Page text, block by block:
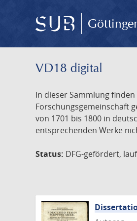
VD18 digital
In dieser Sammlung
Forschungsgemeinschaft
von 1701 bis 1800 in
entsprechenden Werke
Status: DFG-gefördert,